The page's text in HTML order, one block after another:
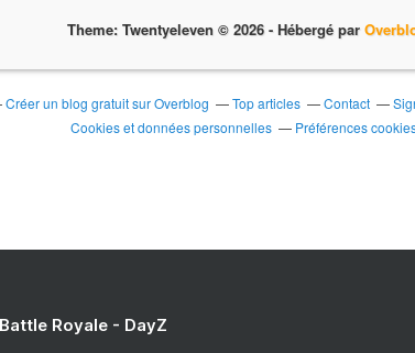
Theme: Twentyeleven © 2026 - Hébergé par
Créer un blog gratuit sur Overblog Top articles Contact
Cookies et données personnelles
Préférences
Royale - DayZ